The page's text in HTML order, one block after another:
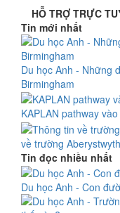
HỖ TRỢ TRỰC
Tin mới nhất
Du học Anh - Những
Birmingham
KAPLAN pathway
về trường
Tin đọc nhiều nhất
Du học Anh - Con